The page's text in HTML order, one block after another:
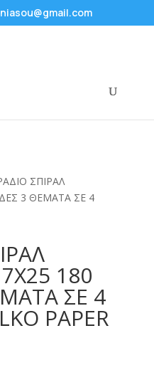
ΣΠΙΡΑΛ
3 ΘΕΜΑΤΑ ΣΕ 4
180
ΣΕ 4
PAPER